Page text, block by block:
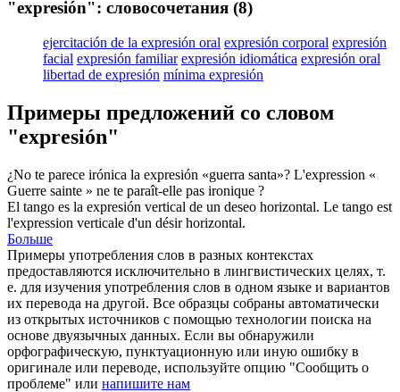
"expresión": словосочетания (8)
ejercitación de la expresión oral expresión corporal expresión
facial expresión familiar expresión idiomática expresión oral
libertad de expresión mínima expresión
Примеры предложений со словом
"expresión"
¿No te parece irónica la expresión «guerra santa»? L'expression «
Guerre sainte » ne te paraît-elle pas ironique ?
El tango es la expresión vertical de un deseo horizontal. Le tango est
l'expression verticale d'un désir horizontal.
Больше
Примеры употребления слов в разных контекстах
предоставляются исключительно в лингвистических целях, т.
е. для изучения употребления слов в одном языке и вариантов
их перевода на другой. Все образцы собраны автоматически
из открытых источников с помощью технологии поиска на
основе двуязычных данных. Если вы обнаружили
орфографическую, пунктуационную или иную ошибку в
оригинале или переводе, используйте опцию "Сообщить о
проблеме" или напишите нам